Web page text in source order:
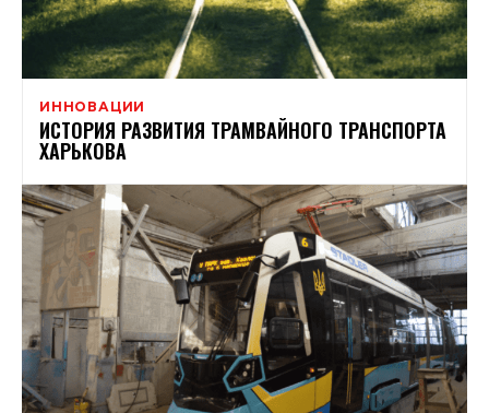
ИННОВАЦИИ
ИСТОРИЯ РАЗВИТИЯ ТРАМВАЙНОГО ТРАНСПОРТА
ХАРЬКОВА